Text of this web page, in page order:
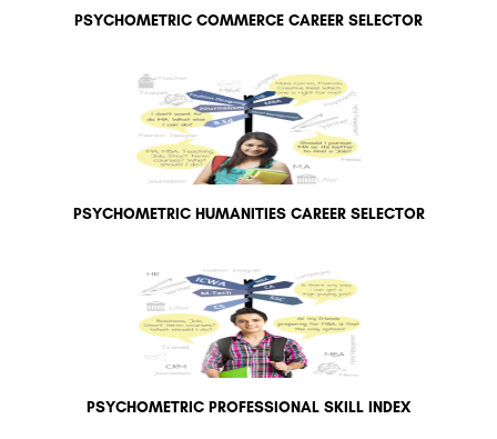
PSYCHOMETRIC COMMERCE CAREER SELECTOR
PSYCHOMETRIC HUMANITIES CAREER SELECTOR
PSYCHOMETRIC PROFESSIONAL SKILL INDEX